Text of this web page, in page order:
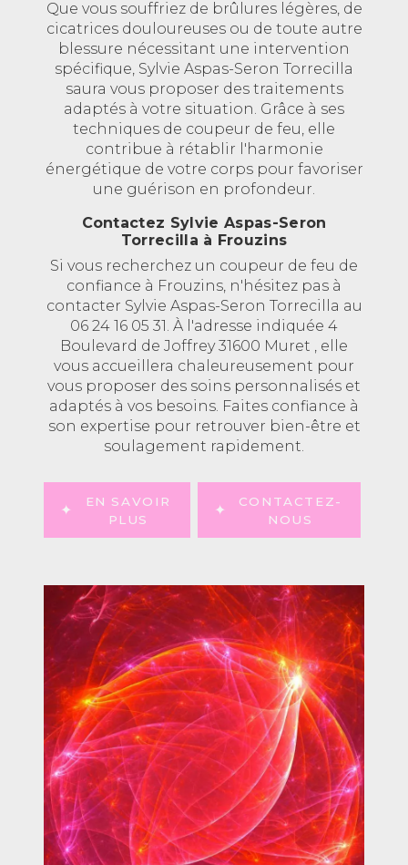
Que vous souffriez de brûlures légères, de
cicatrices douloureuses ou de toute autre
blessure nécessitant une intervention
spécifique, Sylvie Aspas-Seron Torrecilla
saura vous proposer des traitements
adaptés à votre situation. Grâce à ses
techniques de coupeur de feu, elle
contribue à rétablir l'harmonie
énergétique de votre corps pour favoriser
une guérison en profondeur.
Contactez Sylvie Aspas-Seron
Torrecilla à Frouzins
Si vous recherchez un coupeur de feu de
confiance à Frouzins, n'hésitez pas à
contacter Sylvie Aspas-Seron Torrecilla au
06 24 16 05 31. À l'adresse indiquée 4
Boulevard de Joffrey 31600 Muret , elle
vous accueillera chaleureusement pour
vous proposer des soins personnalisés et
adaptés à vos besoins. Faites confiance à
son expertise pour retrouver bien-être et
soulagement rapidement.
EN SAVOIR
PLUS
CONTACTEZ-
NOUS